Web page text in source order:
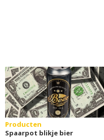
Producten
Spaarpot blikje bier